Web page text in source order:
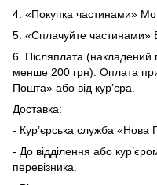
4. «Покупка частинами»
5. «Сплачуйте частинами»
6. Післяплата (накладений
менше 200 грн): Оплата при
Пошта» або від кур’єра.
Доставка:
- Кур’єрська служба «Нова
- До відділення або
перевізника.